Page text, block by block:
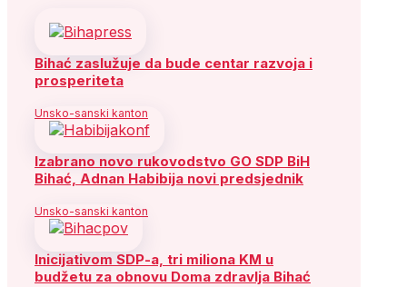
Bihać zaslužuje da bude centar razvoja i
prosperiteta
Unsko-sanski kanton
Izabrano novo rukovodstvo GO SDP BiH
Bihać, Adnan Habibija novi predsjednik
Unsko-sanski kanton
Inicijativom SDP-a, tri miliona KM u
budžetu za obnovu Doma zdravlja Bihać